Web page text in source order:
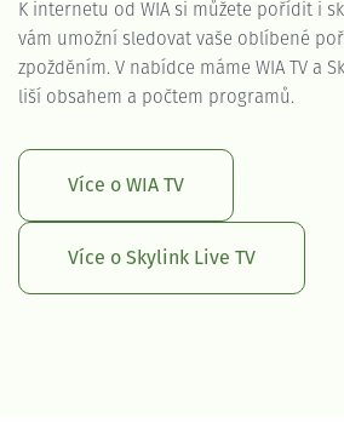
K internetu od WIA si můžete pořídit i
vám umožní sledovat vaše oblíbené
zpožděním. V nabídce máme WIA TV a
liší obsahem a počtem programů.
Více o WIA TV
Více o Skylink Live TV